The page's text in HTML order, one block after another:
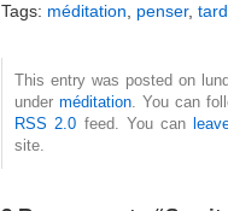
Tags: méditation, penser, tard
This entry was posted on
under méditation. You can
RSS 2.0 feed. You can
site.